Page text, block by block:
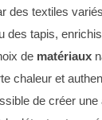
des textiles
des tapis,
de matériaux
chaleur et
de créer une